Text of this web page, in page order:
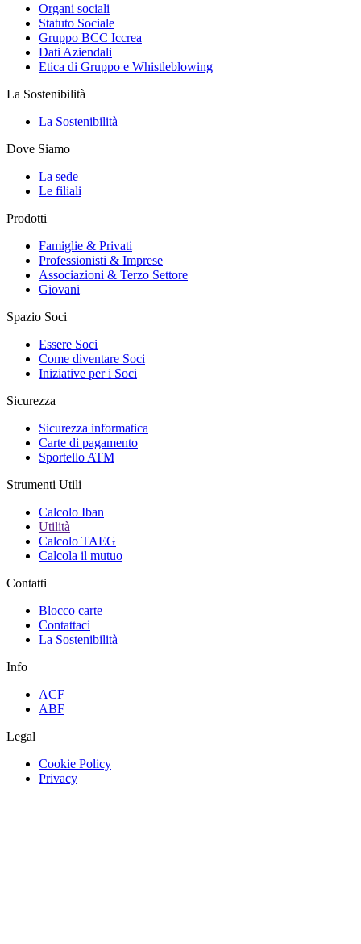
Organi sociali
Statuto Sociale
Gruppo BCC Iccrea
Dati Aziendali
Etica di Gruppo e Whistleblowing
La Sostenibilità
La Sostenibilità
Dove Siamo
La sede
Le filiali
Prodotti
Famiglie & Privati
Professionisti & Imprese
Associazioni & Terzo Settore
Giovani
Spazio Soci
Essere Soci
Come diventare Soci
Iniziative per i Soci
Sicurezza
Sicurezza informatica
Carte di pagamento
Sportello ATM
Strumenti Utili
Calcolo Iban
Utilità
Calcolo TAEG
Calcola il mutuo
Contatti
Blocco carte
Contattaci
La Sostenibilità
Info
ACF
ABF
Legal
Cookie Policy
Privacy